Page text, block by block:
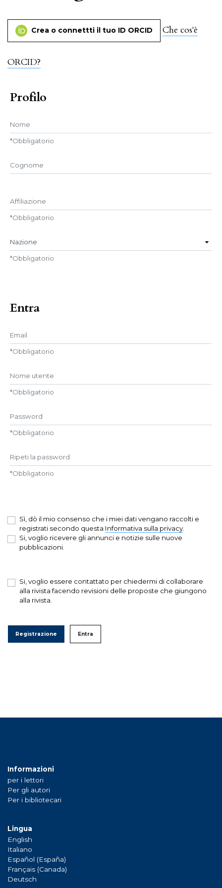
Crea o connettti il tuo ID ORCID Che cos'è
ORCID?
Profilo
*Obbligatorio
Affiliazione
*Obbligatorio
Nazione
*Obbligatorio
Entra
Email
*Obbligatorio
*Obbligatorio
Password
*Obbligatorio
Ripeti la password
*Obbligatorio
Sì, dò il mio consenso che i miei dati vengano raccolti e
registrati secondo questa Informativa sulla privacy
Si, voglio ricevere gli annunci e notizie sulle nuove
pubblicazioni.
Si, voglio essere contattato per chiedermi di collaborare
alla rivista facendo revisioni delle proposte che giungono
alla rivista.
Registrazione Entra
Informazioni
per i lettori
Per gli autori
Per i bibliotecari
Lingua
English
Italiano
Español (España)
Français (Canada)
Deutsch